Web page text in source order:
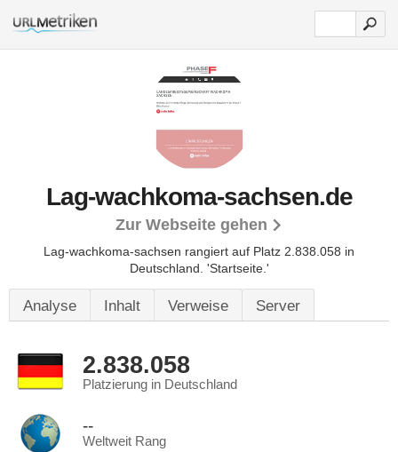
Lag-wachkoma-sachsen.de
Zur Webseite gehen
Lag-wachkoma-sachsen rangiert auf Platz 2.838.058 in
Deutschland. 'Startseite.'
Analyse Inhalt Verweise Server
2.838.058
Platzierung in Deutschland
--
Weltweit Rang